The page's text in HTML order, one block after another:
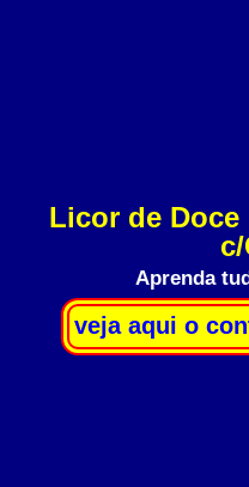
Licor de Doce
Aprenda